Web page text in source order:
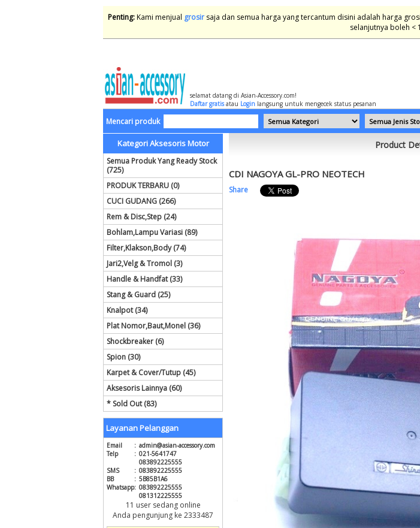
Penting:Kami menjual grosir saja dan semua harga yang tercantum disini adalah harga
selanjutnya boleh <
selamat datang di Asian-Accessory.com!
Daftar gratisatau Login langsung untuk mengecek status pesanan
Mencari produk
Kategori Aksesoris Motor
Semua Produk Yang Ready Stock
(725)
PRODUK TERBARU (0)
CUCI GUDANG (266)
Rem & Disc,Step (24)
Bohlam,Lampu Variasi (89)
Filter,Klakson,Body (74)
Jari2,Velg & Tromol (3)
Handle & Handfat (33)
Stang & Guard (25)
Knalpot (34)
Plat Nomor,Baut,Monel (36)
Shockbreaker (6)
Spion (30)
Karpet & Cover/Tutup (45)
Aksesoris Lainnya (60)
* Sold Out (83)
Layanan Pelanggan
Email : admin@asian-accessory.com
Telp
: 021-5641747
083892225555
SMS
: 083892225555
BB
: 5B85B1A6
Whatsapp: 083892225555
081312225555
11 user sedang online
Anda pengunjung ke 2333487
Product
CDI NAGOYA GL-PRO NEOTECH
Share